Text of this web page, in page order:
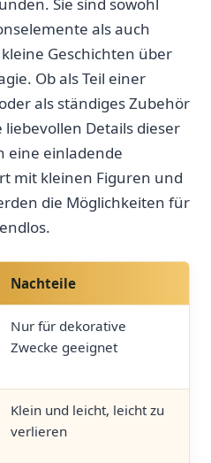
Sie sind sowohl
als auch
Geschichten über
Ob als ⁤Teil⁢ einer
als ständiges⁤ Zubehör
liebevollen Details dieser
eine ‍einladende
mit kleinen Figuren und
die⁣ Möglichkeiten für
Nachteile
Nur für dekorative
Zwecke geeignet
Klein und leicht, leicht zu
verlieren